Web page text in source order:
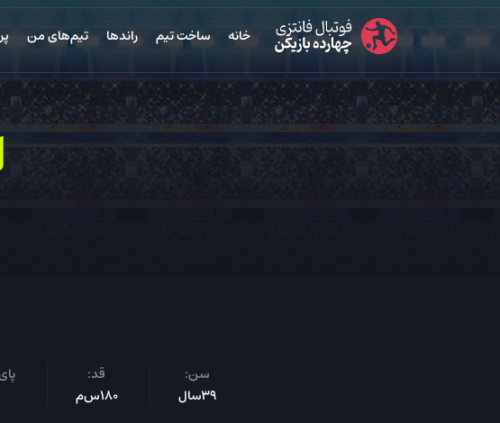
خانه ساخت تیم راندها تیم‌های من
سن:
39سال
قد:
180س‌م